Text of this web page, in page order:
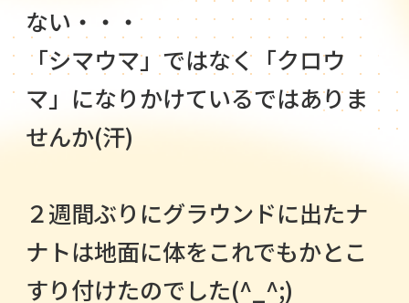
ない・・・
「シマウマ」ではなく「クロウ
マ」になりかけているではありま
せんか(汗)
２週間ぶりにグラウンドに出たナ
ナトは地面に体をこれでもかとこ
すり付けたのでした(^_^;)